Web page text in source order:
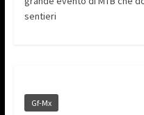
sentieri
Gf-Mx